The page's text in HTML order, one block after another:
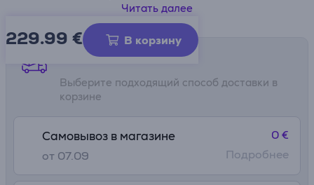
• Компактная конструкция, хранение в коробке
Читать далее
229.99 € В корзину
Способы доставки
Выберите подходящий способ доставки в
корзине
Самовывоз в магазине
от 07.09
0 €
Подробнее